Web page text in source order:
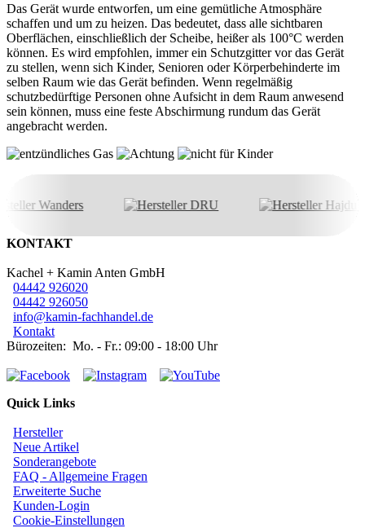
Das Gerät wurde entworfen, um eine gemütliche Atmosphäre
schaffen und um zu heizen. Das bedeutet, dass alle sichtbaren
Oberflächen, einschließlich der Scheibe, heißer als 100°C werden
können. Es wird empfohlen, immer ein Schutzgitter vor das Gerät
zu stellen, wenn sich Kinder, Senioren oder Körperbehinderte im
selben Raum wie das Gerät befinden. Wenn regelmäßig
schutzbedürftige Personen ohne Aufsicht in dem Raum anwesend
sein können, muss eine feste Abschirmung rundum das Gerät
angebracht werden.
KONTAKT
Kachel + Kamin Anten GmbH
04442 926020
04442 926050
info@kamin-fachhandel.de
Kontakt
Bürozeiten: Mo. - Fr.: 09:00 - 18:00 Uhr
Quick Links
Hersteller
Neue Artikel
Sonderangebote
FAQ - Allgemeine Fragen
Erweiterte Suche
Kunden-Login
Cookie-Einstellungen